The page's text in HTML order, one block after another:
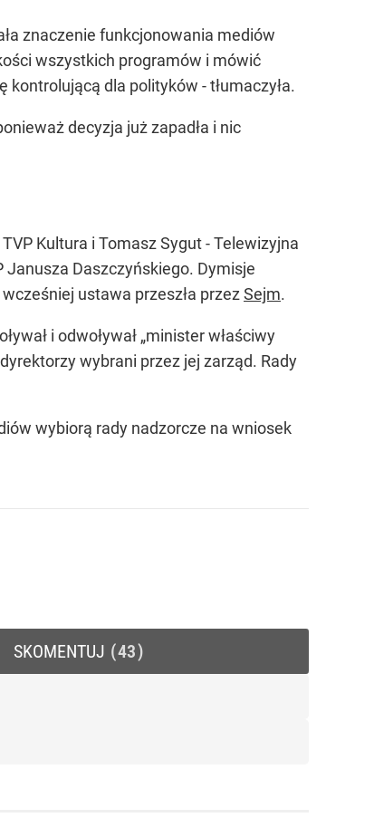
znaczenie funkcjonowania mediów
wszystkich programów i mówić
dla polityków - tłumaczyła.
decyzja już zapadła i nic
Kultura i Tomasz Sygut - Telewizyjna
Janusza Daszczyńskiego. Dymisje
wcześniej ustawa przeszła przezSejm.
i odwoływał „minister właściwy
wybrani przez jej zarząd. Rady
wybiorą rady nadzorcze na wniosek
SKOMENTUJ 43